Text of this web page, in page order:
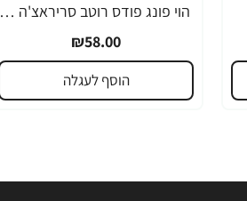
הוי פונג פודס רוטב סריראצ'ה פלפל צ'ילי חריף 793 גרם - מבית HUY FONG FOODS
₪58.00
הוסף לעגלה